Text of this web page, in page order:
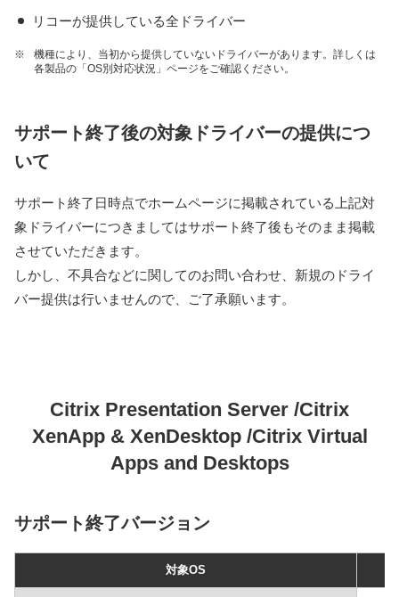
リコーが提供している全ドライバー
※
機種により、当初から提供していないドライバーがあります。詳しくは
各製品の「OS別対応状況」ページをご確認ください。
サポート終了後の対象ドライバーの提供につ
いて
サポート終了日時点でホームページに掲載されている上記対
象ドライバーにつきましてはサポート終了後もそのまま掲載
させていただきます。
しかし、不具合などに関してのお問い合わせ、新規のドライ
バー提供は行いませんので、ご了承願います。
Citrix Presentation Server /Citrix
XenApp & XenDesktop /Citrix Virtual
Apps and Desktops
サポート終了バージョン
対象OS